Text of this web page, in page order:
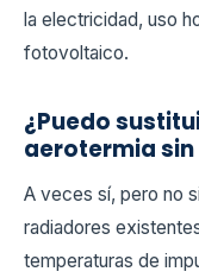
la electricidad, uso
fotovoltaico.
¿Puedo
aerotermia
A veces sí, pero no
radiadores
temperaturas de